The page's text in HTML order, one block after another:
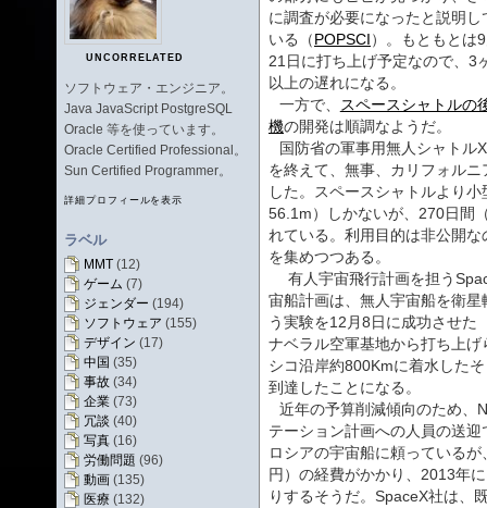
UNCORRELATED
ソフトウェア・エンジニア。
Java JavaScript PostgreSQL
Oracle 等を使っています。
Oracle Certified Professional。
Sun Certified Programmer。
詳細プロフィールを表示
ラベル
MMT (12)
ゲーム (7)
ジェンダー (194)
ソフトウェア (155)
デザイン (17)
中国 (35)
事故 (34)
企業 (73)
冗談 (40)
写真 (16)
労働問題 (96)
動画 (135)
医療 (132)
に調査が必要になったと説明し
いる（POPSCI）。もともとは
21日に打ち上げ予定なので、3
以上の遅れになる。
一方で、
スペースシャトルの
機の開発は順調なようだ。
国防省の軍事用無人シャトル
を終えて、無事、カリフォル
した。スペースシャトルより
56.1m）しかないが、270日間
れている。利用目的は非公開
を集めつつある。
有人宇宙飛行計画を担う
宙船計画は、無人宇宙船を衛
う実験を12月8日に成功させた
ナベラル空軍基地から打ち上
シコ沿岸約800Kmに着水した
到達したことになる。
近年の予算削減傾向のため、
テーション計画への人員の送
ロシアの宇宙船に頼っている
円）の経費がかかり、2013年
りするそうだ。SpaceX社は、